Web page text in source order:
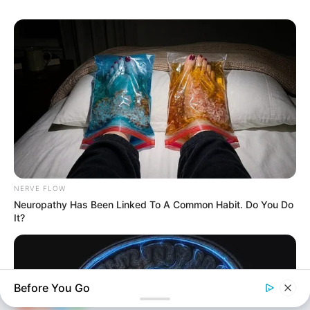
KEÇİDLƏR
Ana səhifə
HAQQIMIZDA
ƏLAQƏ
REKLAM
ƏLAQƏ
E-mail: oxucomsayti @gmail.com
NERVE FLOW
Neuropathy Has Been Linked To A Common Habit. Do You Do
It?
Before You Go